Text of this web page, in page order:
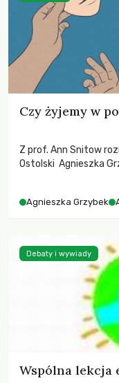
Czy żyjemy w
Z prof. Ann Snitow
Ostolski Agnieszka
ale faktyczny wpływ
feministyczny na
Agnieszka Grzybek
Wspólna lekcja
Debaty i wywiady